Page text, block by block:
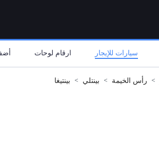
سيارات للإيجار ارقام لوحات
رأس الخيمة بينتلي بينتيغا